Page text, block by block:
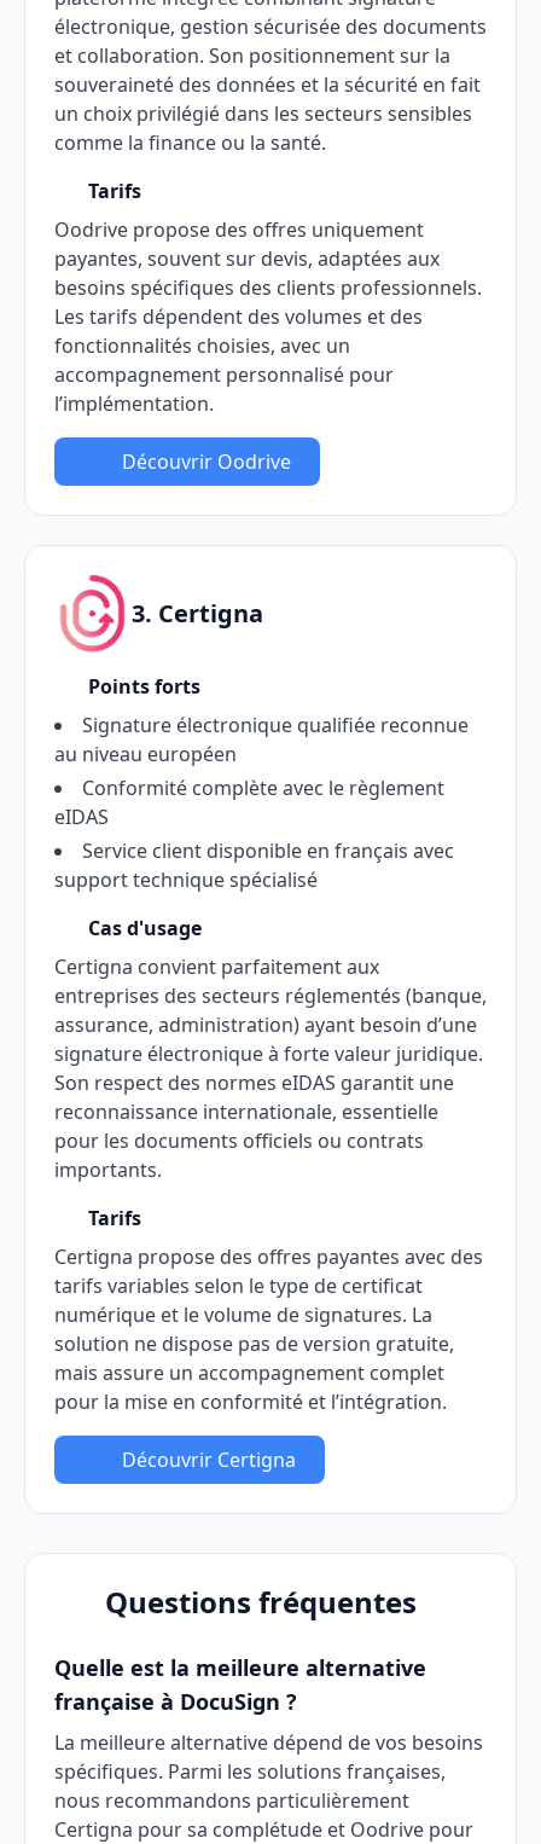
électronique, gestion sécurisée des documents
et collaboration. Son positionnement sur la
souveraineté des données et la sécurité en fait
un choix privilégié dans les secteurs sensibles
comme la finance ou la santé.
Tarifs
Oodrive propose des offres uniquement
payantes, souvent sur devis, adaptées aux
besoins spécifiques des clients professionnels.
Les tarifs dépendent des volumes et des
fonctionnalités choisies, avec un
accompagnement personnalisé pour
l’implémentation.
Découvrir Oodrive
3. Certigna
Points forts
Signature électronique qualifiée reconnue
au niveau européen
Conformité complète avec le règlement
eIDAS
Service client disponible en français avec
support technique spécialisé
Cas d'usage
Certigna convient parfaitement aux
entreprises des secteurs réglementés (banque,
assurance, administration) ayant besoin d’une
signature électronique à forte valeur juridique.
Son respect des normes eIDAS garantit une
reconnaissance internationale, essentielle
pour les documents officiels ou contrats
importants.
Tarifs
Certigna propose des offres payantes avec des
tarifs variables selon le type de certificat
numérique et le volume de signatures. La
solution ne dispose pas de version gratuite,
mais assure un accompagnement complet
pour la mise en conformité et l’intégration.
Découvrir Certigna
Questions fréquentes
Quelle est la meilleure alternative
française à DocuSign ?
La meilleure alternative dépend de vos besoins
spécifiques. Parmi les solutions françaises,
nous recommandons particulièrement
Certigna pour sa complétude et Oodrive pour